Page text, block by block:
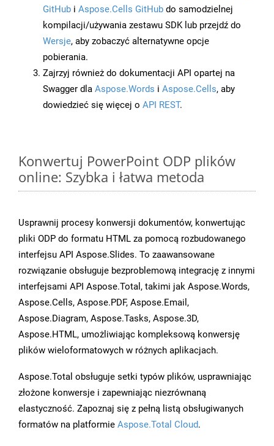
GitHub i Aspose.Cells GitHub do samodzielnej
kompilacji/używania zestawu SDK lub przejdź do
Wersje, aby zobaczyć alternatywne opcje
pobierania.
Zajrzyj również do dokumentacji API opartej na
Swagger dla Aspose.Words i Aspose.Cells, aby
dowiedzieć się więcej o API REST.
Konwertuj PowerPoint ODP plików
online: Szybka i łatwa metoda
Usprawnij procesy konwersji dokumentów, konwertując
pliki ODP do formatu HTML za pomocą rozbudowanego
interfejsu API Aspose.Slides. To zaawansowane
rozwiązanie obsługuje bezproblemową integrację z innymi
interfejsami API Aspose.Total, takimi jak Aspose.Words,
Aspose.Cells, Aspose.PDF, Aspose.Email,
Aspose.Diagram, Aspose.Tasks, Aspose.3D,
Aspose.HTML, umożliwiając kompleksową konwersję
plików wieloformatowych w różnych aplikacjach.
Aspose.Total obsługuje setki typów plików, usprawniając
złożone konwersje i zapewniając niezrównaną
elastyczność. Zapoznaj się z pełną listą obsługiwanych
formatów na platformie Aspose.Total Cloud.